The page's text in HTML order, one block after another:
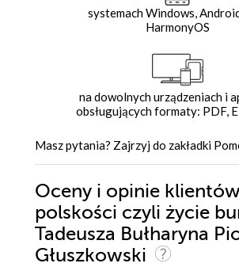
systemach Windows,
HarmonyOS
na dowolnych urządzeniach i
obsługujących formaty: PDF,
Masz pytania? Zajrzyj do zakładki
Oceny i opinie
polskości czyli życie
Tadeusza Bułharyna
Głuszkowski